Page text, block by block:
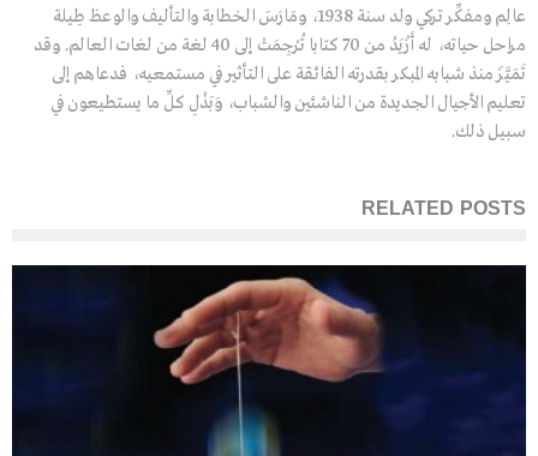
عالِم ومفكِّر تركي ولد سنة 1938، ومَارَسَ الخطابة والتأليف والوعظ طِيلة
مراحل حياته، له أَزْيَدُ من 70 كتابا تُرْجِمَتْ إلى 40 لغة من لغات العالم. وقد
تَمَيَّزَ منذ شبابه المبكر بقدرته الفائقة على التأثير في مستمعيه، فدعاهم إلى
تعليم الأجيال الجديدة من الناشئين والشباب، وَبَذْلِ كلِّ ما يستطيعون في
سبيل ذلك.
RELATED POSTS